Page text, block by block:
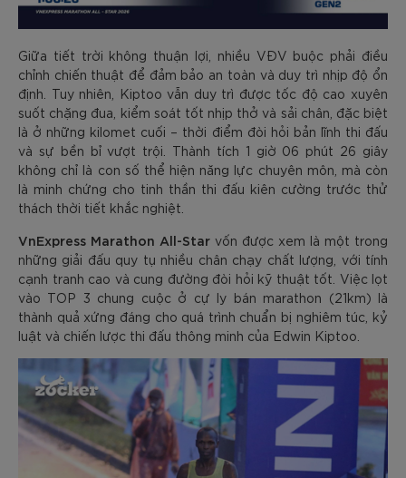
Giữa tiết trời không thuận lợi, nhiều VĐV buộc phải điều
chỉnh chiến thuật để đảm bảo an toàn và duy trì nhịp độ ổn
định. Tuy nhiên, Kiptoo vẫn duy trì được tốc độ cao xuyên
suốt chặng đua, kiểm soát tốt nhịp thở và sải chân, đặc biệt
là ở những kilomet cuối – thời điểm đòi hỏi bản lĩnh thi đấu
và sự bền bỉ vượt trội. Thành tích 1 giờ 06 phút 26 giây
không chỉ là con số thể hiện năng lực chuyên môn, mà còn
là minh chứng cho tinh thần thi đấu kiên cường trước thử
thách thời tiết khắc nghiệt.
VnExpress Marathon All-Star vốn được xem là một trong
những giải đấu quy tụ nhiều chân chạy chất lượng, với tính
cạnh tranh cao và cung đường đòi hỏi kỹ thuật tốt. Việc lọt
vào TOP 3 chung cuộc ở cự ly bán marathon (21km) là
thành quả xứng đáng cho quá trình chuẩn bị nghiêm túc, kỷ
luật và chiến lược thi đấu thông minh của Edwin Kiptoo.